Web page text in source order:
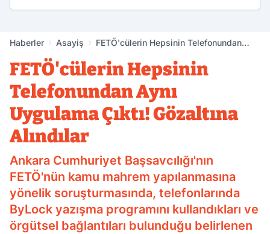
Haberler Asayiş
FETÖ'cülerin Hepsinin Telefonundan
FETÖ'cülerin Hepsinin
Telefonundan Aynı
Uygulama Çıktı! Gözaltına
Alındılar
Ankara Cumhuriyet Başsavcılığı'nın
FETÖ'nün kamu mahrem yapılanmasına
yönelik soruşturmasında, telefonlarında
ByLock yazışma programını kullandıkları ve
örgütsel bağlantıları bulunduğu belirlenen